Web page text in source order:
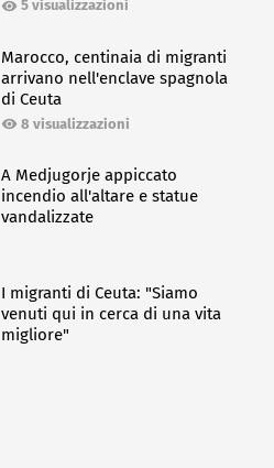
5 visualizzazioni
Marocco, centinaia di migranti
arrivano nell'enclave spagnola
di Ceuta
8 visualizzazioni
A Medjugorje appiccato
incendio all'altare e statue
vandalizzate
I migranti di Ceuta: "Siamo
venuti qui in cerca di una vita
migliore"